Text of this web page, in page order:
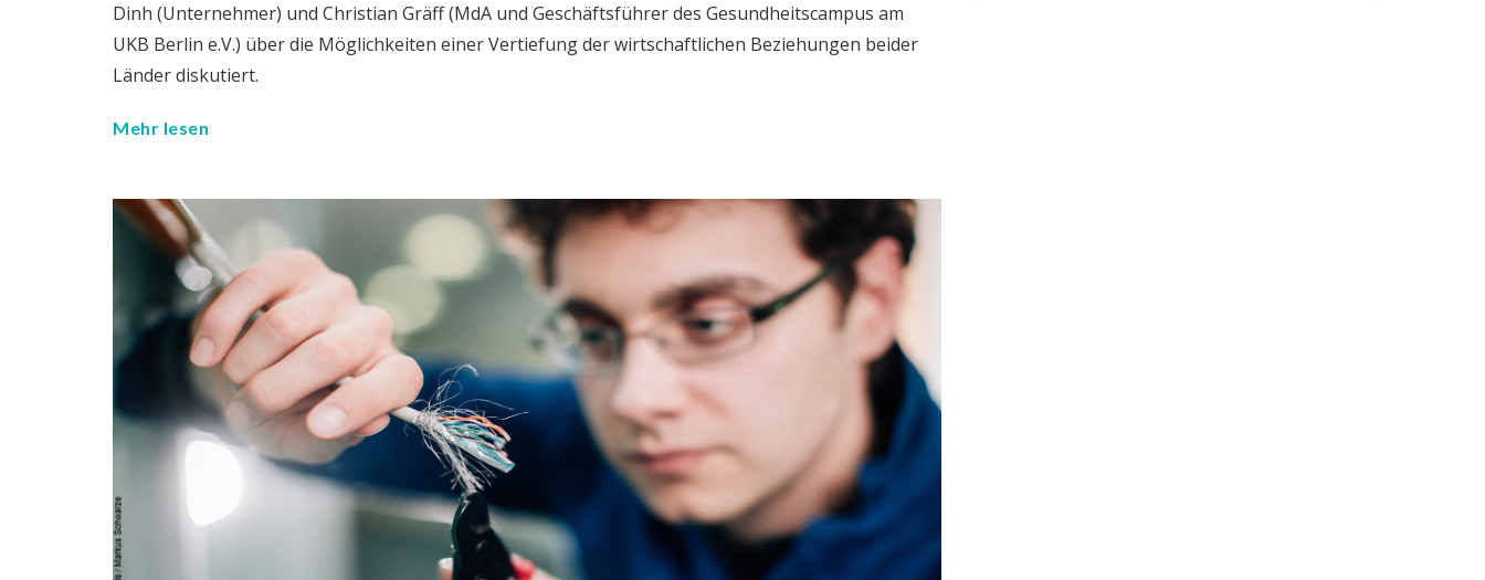
Dinh (Unternehmer) und Christian Gräff (MdA und Geschäftsführer des Gesundheitscampus am
UKB Berlin e.V.) über die Möglichkeiten einer Vertiefung der wirtschaftlichen Beziehungen beider
Länder diskutiert.
Mehr lesen